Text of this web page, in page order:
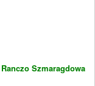
Ranczo Szmaragdowa